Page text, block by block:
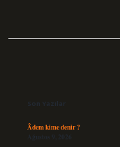
Son Yazılar
Âdem kime denir ?
Ağustos 9, 2026